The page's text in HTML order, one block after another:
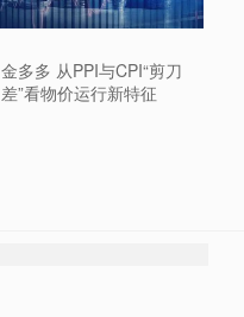
金多多 从PPI与CPI“剪刀
差”看物价运行新特征